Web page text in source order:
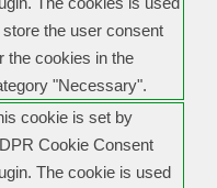
store the user consent
the cookies in the
"Necessary".
cookie is set by
Cookie Consent
The cookie is used